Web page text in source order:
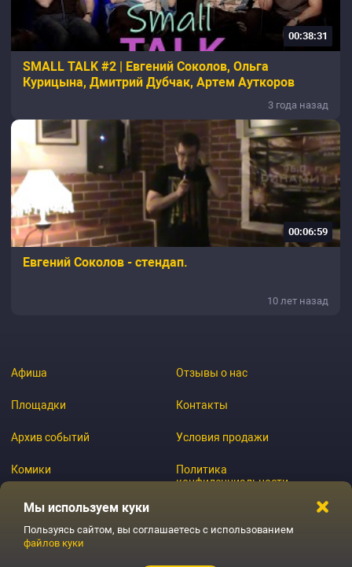
00:38:31
SMALL TALK #2 | Евгений Соколов, Ольга
Курицына, Дмитрий Дубчак, Артем Ауткоров
3 года назад
00:06:59
Евгений Соколов - стендап.
10 лет назад
Афиша
Площадки
Архив событий
Комики
Журнал
Отзывы о нас
Контакты
Условия продажи
Политика
конфиденциальности
Мы используем куки
Пользуясь сайтом, вы соглашаетесь с использованием
файлов куки